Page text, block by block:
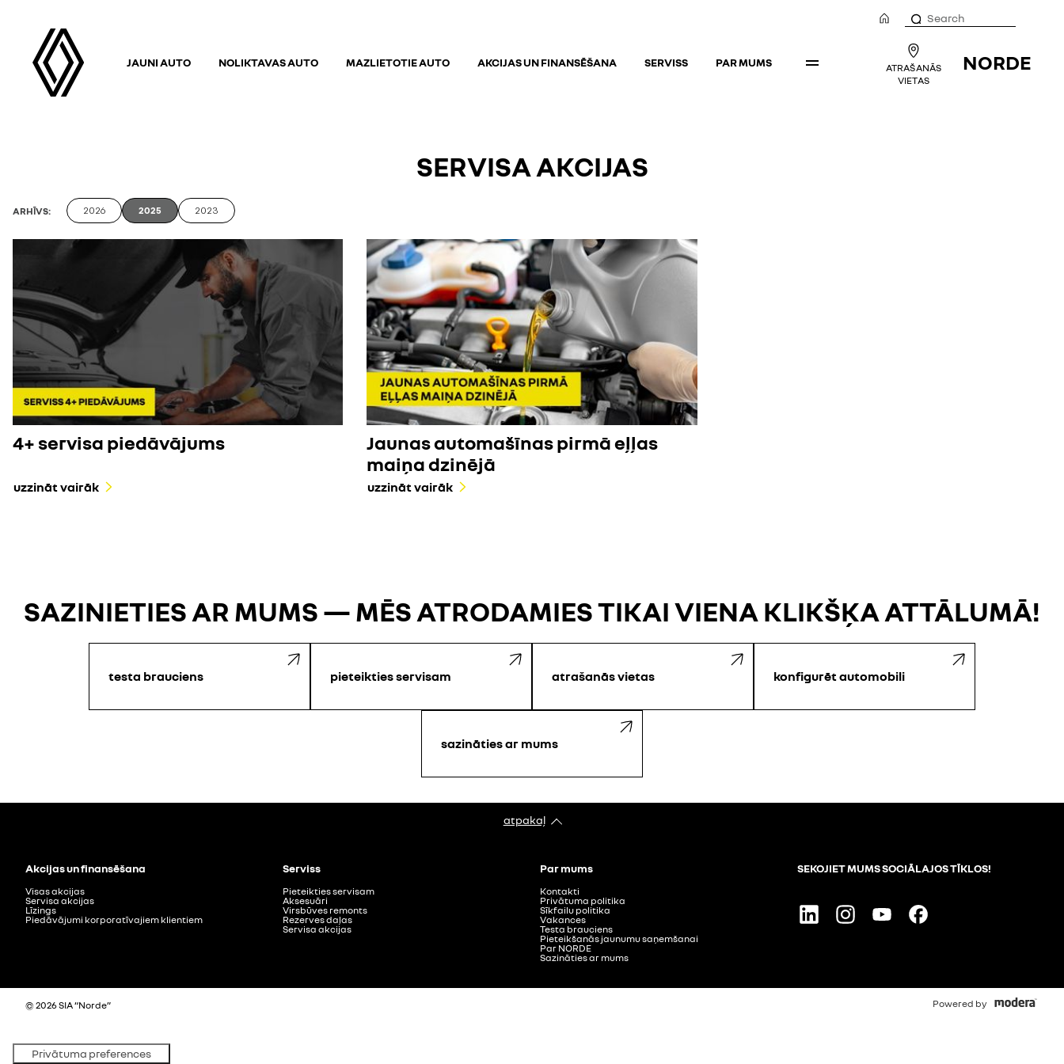
ATRAŠANĀS
VIETAS
NORDE
JAUNI AUTO NOLIKTAVAS AUTO MAZLIETOTIE AUTO AKCIJAS UN FINANSĒŠANA SERVISS PAR MUMS
SERVISA AKCIJAS
ARHĪVS: 2026 2025 2023
4+ servisa piedāvājums
uzzināt vairāk
Jaunas automašīnas pirmā eļļas
maiņa dzinējā
uzzināt vairāk
SAZINIETIES AR MUMS — MĒS ATRODAMIES TIKAI VIENA KLIKŠĶA ATTĀLUMĀ!
testa brauciens pieteikties servisam atrašanās vietas konfigurēt automobili
sazināties ar mums
atpakaļ
Akcijas un finansēšana
Visas akcijas
Servisa akcijas
Līzings
Piedāvājumi korporatīvajiem klientiem
Serviss
Pieteikties servisam
Aksesuāri
Virsbūves remonts
Rezerves daļas
Servisa akcijas
Par mums
Kontakti
Privātuma politika
Sīkfailu politika
Vakances
Testa brauciens
Pieteikšanās jaunumu saņemšanai
Par NORDE
Sazināties ar mums
SEKOJIET MUMS SOCIĀLAJOS TĪKLOS!
Linkedin
Instagram
Youtube
© 2026 SIA “Norde” Powered by